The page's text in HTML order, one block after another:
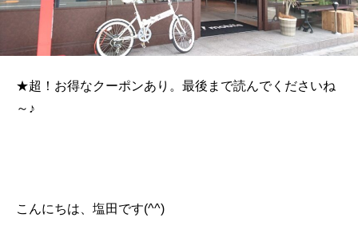
★超！お得なクーポンあり。最後まで読んでくださいね
～♪
こんにちは、塩田です(^^)